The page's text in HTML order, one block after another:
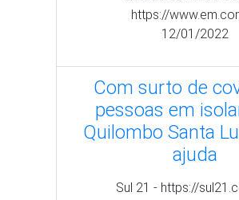
Sul 21 - https://
09/01/2022
Vacinação de
segue abaixo
nacional
05/10/2021